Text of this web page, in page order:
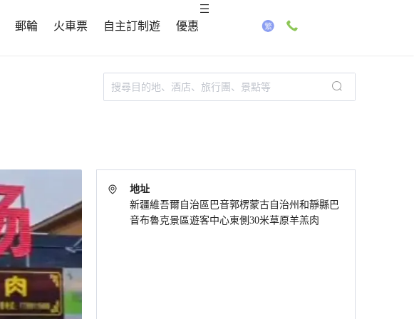
郵輪 火車票 自主訂制遊 優惠
地址
新疆維吾爾自治區巴音郭楞蒙古自治州和靜縣巴
音布魯克景區遊客中心東側30米草原羊羔肉